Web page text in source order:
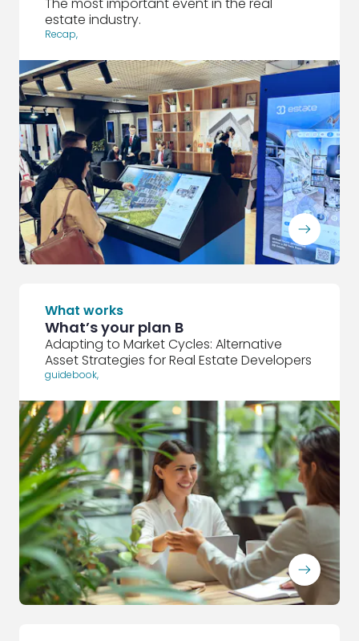
estate industry.
Recap,
ArrowRightLong
What works
What’s your plan B
Adapting to Market Cycles: Alternative
Asset Strategies for Real Estate Developers
guidebook,
ArrowRightLong